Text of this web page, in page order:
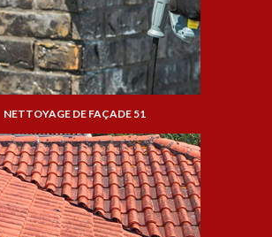
NETTOYAGE DE FAÇADE 51